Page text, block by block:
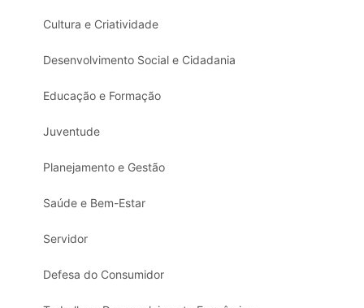
Cultura e Criatividade
Desenvolvimento Social e Cidadania
Educação e Formação
Juventude
Planejamento e Gestão
Saúde e Bem-Estar
Servidor
Defesa do Consumidor